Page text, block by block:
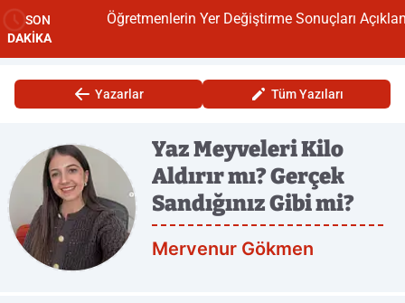
SON
DAKİKA
Öğretmenlerin Yer Değiştirme Sonuçları Açıklandı
Yazarlar Tüm Yazıları
Yaz Meyveleri Kilo
Aldırır mı? Gerçek
Sandığınız Gibi mi?
Mervenur Gökmen